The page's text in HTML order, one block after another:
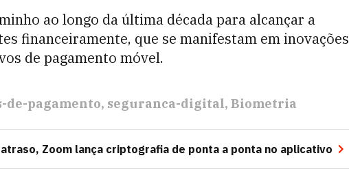
ao longo da última década para alcançar a
financeiramente, que se manifestam em inovações
de pagamento móvel.
de-pagamento seguranca-digital Biometria
atraso, Zoom lança criptografia de ponta a ponta no aplicativo